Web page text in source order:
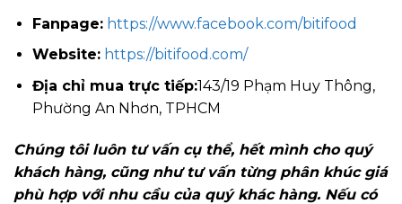
Fanpage: https://www.facebook.com/bitifood
Website: https://bitifood.com/
Địa chỉ mua trực tiếp:143/19 Phạm Huy Thông,
Phường An Nhơn, TPHCM
Chúng tôi luôn tư vấn cụ thể, hết mình cho quý
khách hàng, cũng như tư vấn từng phân khúc giá
phù hợp với nhu cầu của quý khác hàng. Nếu có